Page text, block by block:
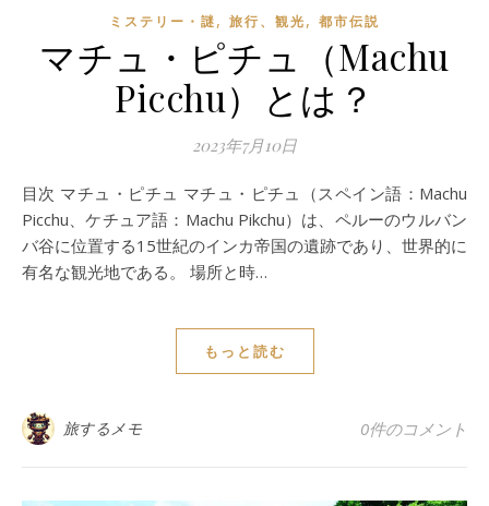
ミステリー・謎, 旅行、観光, 都市伝説
マチュ・ピチュ（Machu
Picchu）とは？
2023年7月10日
目次 マチュ・ピチュ マチュ・ピチュ（スペイン語：Machu
Picchu、ケチュア語：Machu Pikchu）は、ペルーのウルバン
バ谷に位置する15世紀のインカ帝国の遺跡であり、世界的に
有名な観光地である。 場所と時…
もっと読む
旅するメモ 0件のコメント